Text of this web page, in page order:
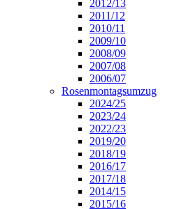
2012/13
2011/12
2010/11
2009/10
2008/09
2007/08
2006/07
Rosenmontagsumzug
2024/25
2023/24
2022/23
2019/20
2018/19
2016/17
2017/18
2014/15
2015/16